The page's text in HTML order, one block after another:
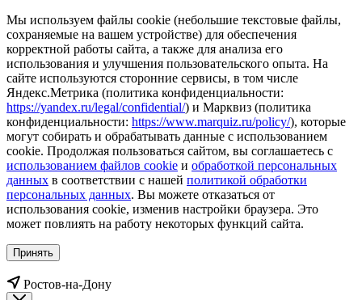
Мы используем файлы cookie (небольшие текстовые файлы,
сохраняемые на вашем устройстве) для обеспечения
корректной работы сайта, а также для анализа его
использования и улучшения пользовательского опыта. На
сайте используются сторонние сервисы, в том числе
Яндекс.Метрика (политика конфиденциальности:
https://yandex.ru/legal/confidential/) и Марквиз (политика
конфиденциальности: https://www.marquiz.ru/policy/), которые
могут собирать и обрабатывать данные с использованием
cookie. Продолжая пользоваться сайтом, вы соглашаетесь с
использованием файлов cookie и обработкой персональных
данных в соответствии с нашей политикой обработки
персональных данных. Вы можете отказаться от
использования cookie, изменив настройки браузера. Это
может повлиять на работу некоторых функций сайта.
Принять
Ростов-на-Дону